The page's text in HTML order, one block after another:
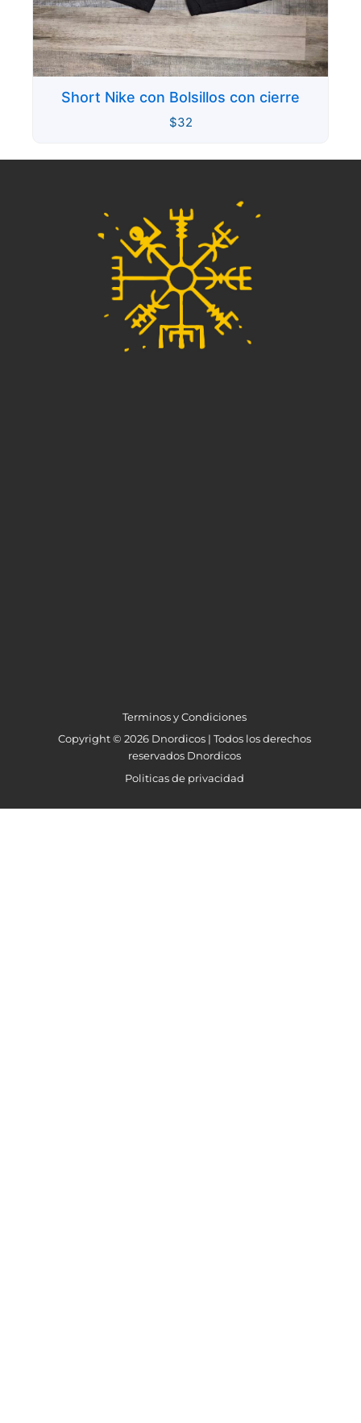
Short Nike con Bolsillos con cierre
$32
Terminos y Condiciones
Copyright © 2026 Dnordicos | Todos los derechos
reservados Dnordicos
Politicas de privacidad